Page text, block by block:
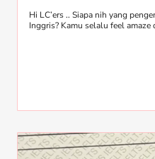
Hi LC’ers .. Siapa nih yang
Inggris? Kamu selalu feel